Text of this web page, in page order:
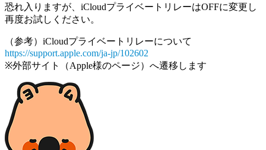
恐れ入りますが、iCloudプライベートリレーはOFFに変更し
再度お試しください。
（参考）iCloudプライベートリレーについて
https://support.apple.com/ja-jp/102602
※外部サイト（Apple様のページ）へ遷移します